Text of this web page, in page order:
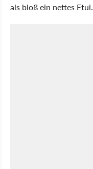
als bloß ein nettes Etui.